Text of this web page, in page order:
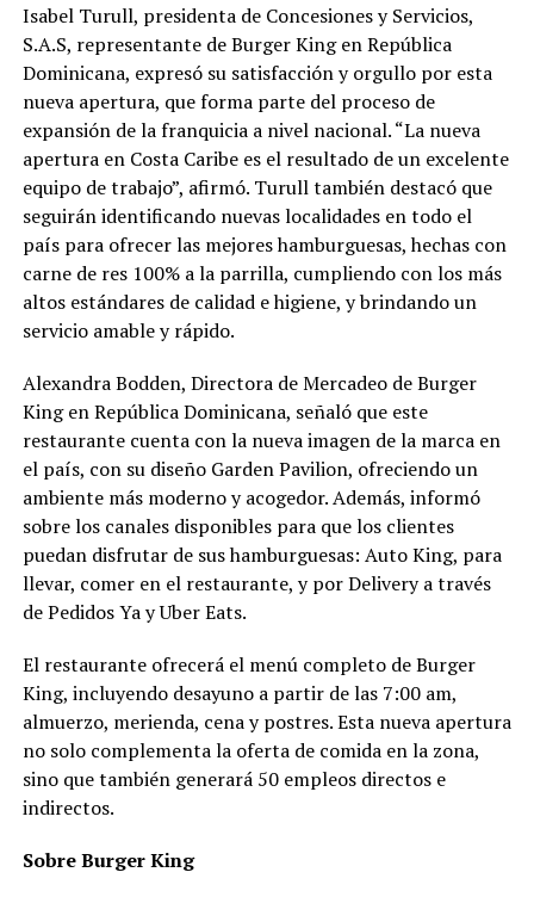
Isabel Turull, presidenta de Concesiones y Servicios,
S.A.S, representante de Burger King en República
Dominicana, expresó su satisfacción y orgullo por esta
nueva apertura, que forma parte del proceso de
expansión de la franquicia a nivel nacional. “La nueva
apertura en Costa Caribe es el resultado de un excelente
equipo de trabajo”, afirmó. Turull también destacó que
seguirán identificando nuevas localidades en todo el
país para ofrecer las mejores hamburguesas, hechas con
carne de res 100% a la parrilla, cumpliendo con los más
altos estándares de calidad e higiene, y brindando un
servicio amable y rápido.
Alexandra Bodden, Directora de Mercadeo de Burger
King en República Dominicana, señaló que este
restaurante cuenta con la nueva imagen de la marca en
el país, con su diseño Garden Pavilion, ofreciendo un
ambiente más moderno y acogedor. Además, informó
sobre los canales disponibles para que los clientes
puedan disfrutar de sus hamburguesas: Auto King, para
llevar, comer en el restaurante, y por Delivery a través
de Pedidos Ya y Uber Eats.
El restaurante ofrecerá el menú completo de Burger
King, incluyendo desayuno a partir de las 7:00 am,
almuerzo, merienda, cena y postres. Esta nueva apertura
no solo complementa la oferta de comida en la zona,
sino que también generará 50 empleos directos e
indirectos.
Sobre Burger King